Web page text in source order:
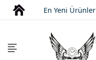
En Yeni Ürünler